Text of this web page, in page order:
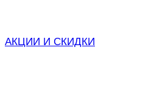
АКЦИИ И СКИДКИ